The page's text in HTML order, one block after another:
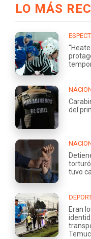
LO MÁS
del
torturó
tuvo
Eran